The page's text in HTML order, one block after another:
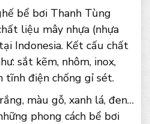
bể bơi Thanh Tùng
liệu mây nhựa (nhựa
Indonesia. Kết cấu chất
sắt kẽm, nhôm, inox,
tĩnh điện chống gỉ sét.
màu gỗ, xanh lá, đen…
phong cách bể bơi